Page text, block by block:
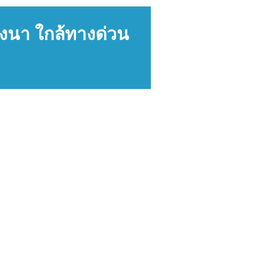
า ใกล้ทางด่วน